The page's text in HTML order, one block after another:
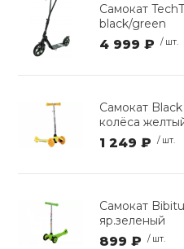
Самокат
black/green
4 999 ₽ / шт.
Самокат
колёса
1 249 ₽ / шт.
Самокат
яр.зеленый
899 ₽ / шт.